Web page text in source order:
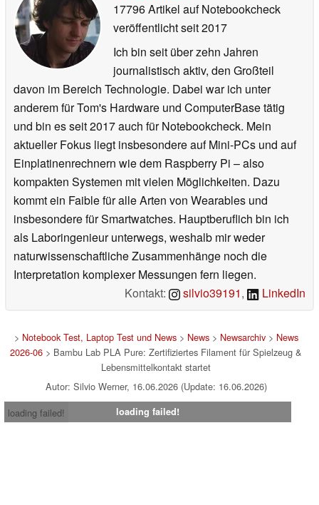
17796 Artikel auf Notebookcheck
veröffentlichtseit 2017
Ich bin seit über zehn Jahren
journalistisch aktiv, den Großteil
davon im Bereich Technologie. Dabei war ich unter
anderem für Tom's Hardware und ComputerBase tätig
und bin es seit 2017 auch für Notebookcheck. Mein
aktueller Fokus liegt insbesondere auf Mini-PCs und auf
Einplatinenrechnern wie dem Raspberry Pi – also
kompakten Systemen mit vielen Möglichkeiten. Dazu
kommt ein Faible für alle Arten von Wearables und
insbesondere für Smartwatches. Hauptberuflich bin ich
als Laboringenieur unterwegs, weshalb mir weder
naturwissenschaftliche Zusammenhänge noch die
Interpretation komplexer Messungen fern liegen.
Kontakt:
silvio39191, LinkedIn
> Notebook Test, Laptop Test und News> News> Newsarchiv> News
2026-06 > Bambu Lab PLA Pure: Zertifiziertes Filament für Spielzeug &
Lebensmittelkontakt startet
Autor: Silvio Werner, 16.06.2026 (Update: 16.06.2026)
loading failed!
loading failed!